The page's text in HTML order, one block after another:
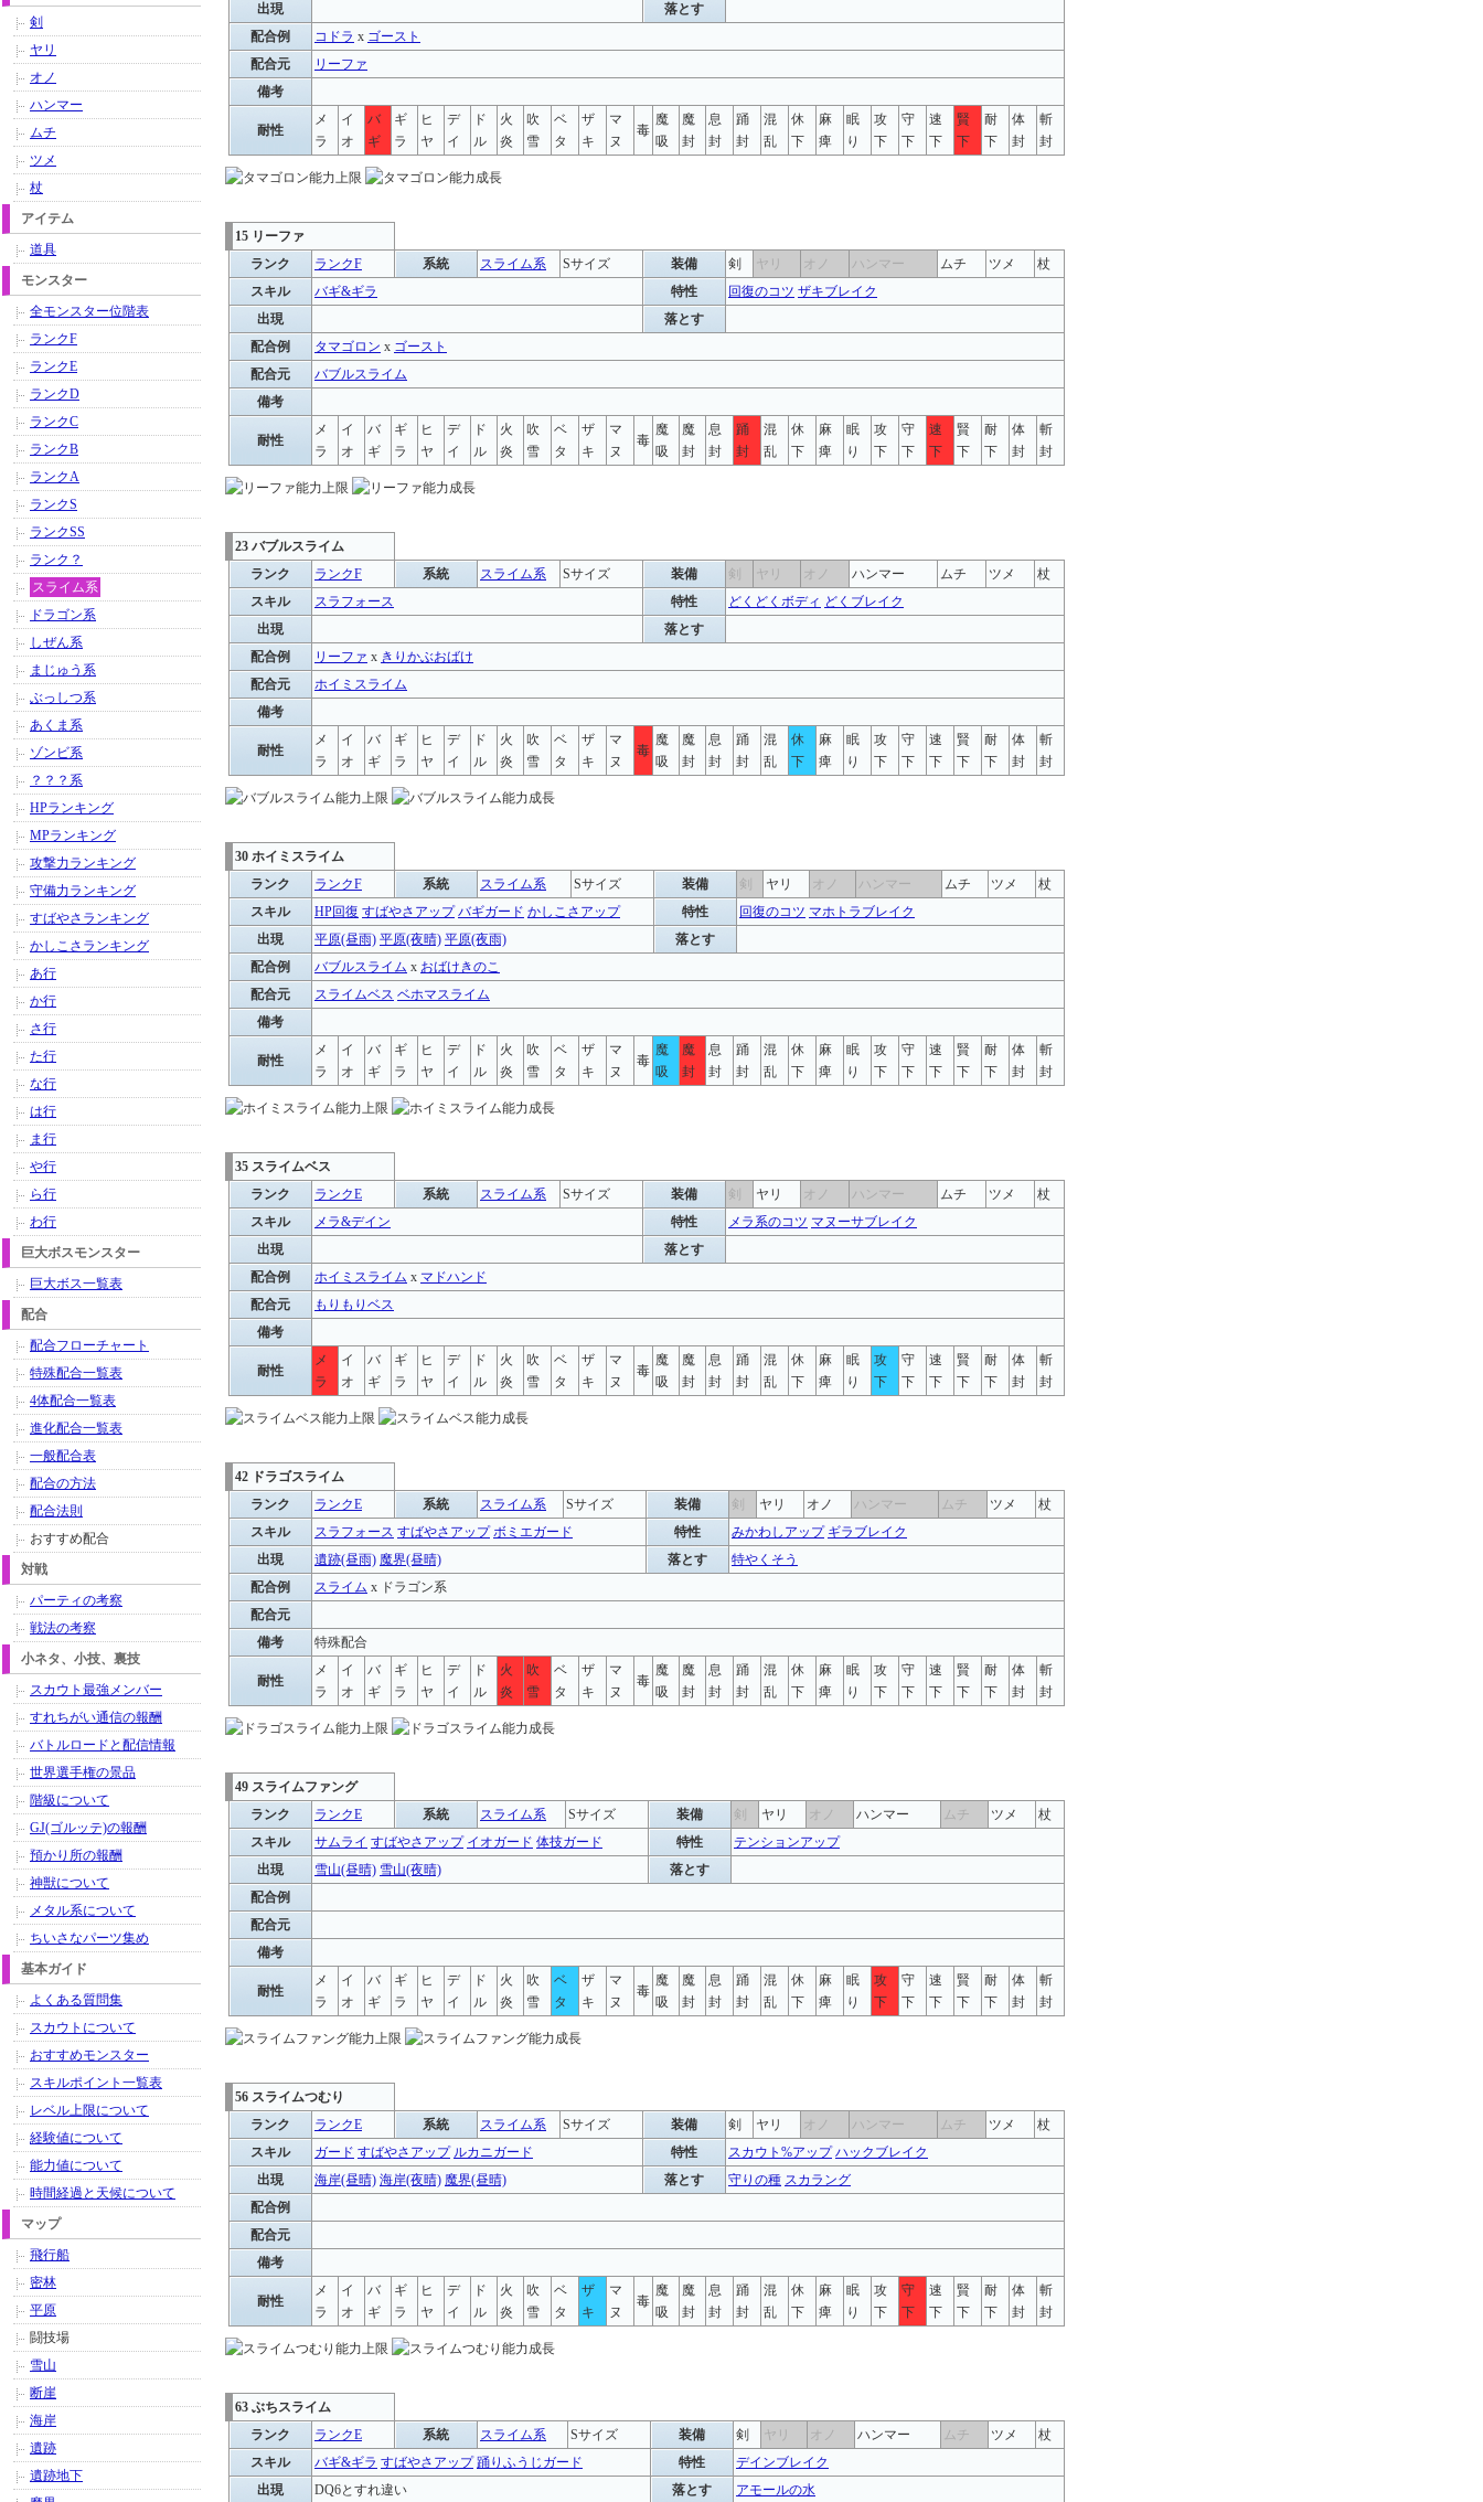
出現
落とす
配合例
コドラ x ゴースト
配合元
リーファ
備考
耐性
メ
ラ
イ
オ
バ
ギ
ギ
ラ
ヒ
ヤ
デ
イ
ド
ル
火
炎
吹
雪
ベ
タ
ザ
キ
マ
ヌ
毒
魔
吸
魔
封
息
封
踊
封
混
乱
休
下
麻
痺
眠
り
攻
下
守
下
速
下
賢
下
耐
下
体
封
斬
封
15 リーファ
ランク
ランクF 系統 スライム系 Sサイズ 装備 剣 ヤリ オノ ハンマー ムチ ツメ
杖
スキル
バギ&ギラ 特性 回復のコツ ザキブレイク
出現
落とす
配合例
タマゴロン x ゴースト
配合元
バブルスライム
備考
耐性
メ
ラ
イ
オ
バ
ギ
ギ
ラ
ヒ
ヤ
デ
イ
ド
ル
火
炎
吹
雪
ベ
タ
ザ
キ
マ
ヌ
毒
魔
吸
魔
封
息
封
踊
封
混
乱
休
下
麻
痺
眠
り
攻
下
守
下
速
下
賢
下
耐
下
体
封
斬
封
23 バブルスライム
ランク
ランクF 系統 スライム系 Sサイズ 装備 剣 ヤリ オノ ハンマー ムチ ツメ
杖
スキル
スラフォース 特性 どくどくボディ どくブレイク
出現
落とす
配合例
リーファ x きりかぶおばけ
配合元
ホイミスライム
備考
耐性
メ
ラ
イ
オ
バ
ギ
ギ
ラ
ヒ
ヤ
デ
イ
ド
ル
火
炎
吹
雪
ベ
タ
ザ
キ
マ
ヌ
毒
魔
吸
魔
封
息
封
踊
封
混
乱
休
下
麻
痺
眠
り
攻
下
守
下
速
下
賢
下
耐
下
体
封
斬
封
30 ホイミスライム
ランク
ランクF 系統 スライム系 Sサイズ 装備 剣 ヤリ オノ ハンマー ムチ ツメ
杖
スキル
HP回復 すばやさアップ バギガード かしこさアップ 特性 回復のコツ マホトラブレイク
出現
平原(昼雨) 平原(夜晴) 平原(夜雨)
落とす
配合例
バブルスライム x おばけきのこ
配合元
スライムベス ベホマスライム
備考
耐性
メ
ラ
イ
オ
バ
ギ
ギ
ラ
ヒ
ヤ
デ
イ
ド
ル
火
炎
吹
雪
ベ
タ
ザ
キ
マ
ヌ
毒
魔
吸
魔
封
息
封
踊
封
混
乱
休
下
麻
痺
眠
り
攻
下
守
下
速
下
賢
下
耐
下
体
封
斬
封
35 スライムベス
ランク
ランクE 系統 スライム系 Sサイズ 装備 剣 ヤリ オノ ハンマー ムチ ツメ
杖
スキル
メラ&デイン 特性 メラ系のコツ マヌーサブレイク
出現
落とす
配合例
ホイミスライム x マドハンド
配合元
もりもりベス
備考
耐性
メ
ラ
イ
オ
バ
ギ
ギ
ラ
ヒ
ヤ
デ
イ
ド
ル
火
炎
吹
雪
ベ
タ
ザ
キ
マ
ヌ
毒
魔
吸
魔
封
息
封
踊
封
混
乱
休
下
麻
痺
眠
り
攻
下
守
下
速
下
賢
下
耐
下
体
封
斬
封
42 ドラゴスライム
ランク
ランクE 系統 スライム系 Sサイズ 装備 剣 ヤリ オノ ハンマー ムチ ツメ
杖
スキル
スラフォース すばやさアップ ボミエガード 特性 みかわしアップ ギラブレイク
出現
遺跡(昼雨) 魔界(昼晴) 落とす
特やくそう
配合例
スライム x ドラゴン系
配合元
備考
特殊配合
耐性
メ
ラ
イ
オ
バ
ギ
ギ
ラ
ヒ
ヤ
デ
イ
ド
ル
火
炎
吹
雪
ベ
タ
ザ
キ
マ
ヌ
毒
魔
吸
魔
封
息
封
踊
封
混
乱
休
下
麻
痺
眠
り
攻
下
守
下
速
下
賢
下
耐
下
体
封
斬
封
49 スライムファング
ランク
ランクE 系統 スライム系 Sサイズ 装備 剣 ヤリ オノ ハンマー ムチ ツメ
杖
スキル
サムライ すばやさアップ イオガード 体技ガード 特性
テンションアップ
出現
雪山(昼晴) 雪山(夜晴)
落とす
配合例
配合元
備考
耐性
メ
ラ
イ
オ
バ
ギ
ギ
ラ
ヒ
ヤ
デ
イ
ド
ル
火
炎
吹
雪
ベ
タ
ザ
キ
マ
ヌ
毒
魔
吸
魔
封
息
封
踊
封
混
乱
休
下
麻
痺
眠
り
攻
下
守
下
速
下
賢
下
耐
下
体
封
斬
封
56 スライムつむり
ランク
ランクE 系統 スライム系 Sサイズ 装備 剣 ヤリ オノ ハンマー ムチ ツメ
杖
スキル
ガード すばやさアップ ルカニガード 特性 スカウト%アップ ハックブレイク
出現
海岸(昼晴) 海岸(夜晴) 魔界(昼晴) 落とす 守りの種 スカラング
配合例
配合元
備考
耐性
メ
ラ
イ
オ
バ
ギ
ギ
ラ
ヒ
ヤ
デ
イ
ド
ル
火
炎
吹
雪
ベ
タ
ザ
キ
マ
ヌ
毒
魔
吸
魔
封
息
封
踊
封
混
乱
休
下
麻
痺
眠
り
攻
下
守
下
速
下
賢
下
耐
下
体
封
斬
封
63 ぶちスライム
ランク
ランクE 系統 スライム系 Sサイズ 装備 剣 ヤリ オノ ハンマー ムチ ツメ
杖
スキル
バギ&ギラ すばやさアップ 踊りふうじガード 特性
デインブレイク
出現
DQ6とすれ違い 落とす アモールの水
剣
ヤリ
オノ
ハンマー
ムチ
ツメ
杖
アイテム
道具
モンスター
全モンスター位階表
ランクF
ランクE
ランクD
ランクC
ランクB
ランクA
ランクS
ランクSS
ランク？
スライム系
ドラゴン系
しぜん系
まじゅう系
ぶっしつ系
あくま系
ゾンビ系
？？？系
HPランキング
MPランキング
攻撃力ランキング
守備力ランキング
すばやさランキング
かしこさランキング
あ行
か行
さ行
た行
な行
は行
ま行
や行
ら行
わ行
巨大ボスモンスター
巨大ボス一覧表
配合
配合フローチャート
特殊配合一覧表
4体配合一覧表
進化配合一覧表
一般配合表
配合の方法
配合法則
おすすめ配合
対戦
パーティの考察
戦法の考察
小ネタ、小技、裏技
スカウト最強メンバー
すれちがい通信の報酬
バトルロードと配信情報
世界選手権の景品
階級について
GJ(ゴルッテ)の報酬
預かり所の報酬
神獣について
メタル系について
ちいさなパーツ集め
基本ガイド
よくある質問集
スカウトについて
おすすめモンスター
スキルポイント一覧表
レベル上限について
経験値について
能力値について
時間経過と天候について
マップ
飛行船
密林
平原
闘技場
雪山
断崖
海岸
遺跡
遺跡地下